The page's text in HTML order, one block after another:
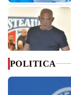
POLITICA